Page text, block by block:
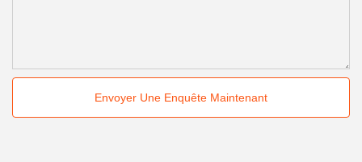
Envoyer Une Enquête Maintenant